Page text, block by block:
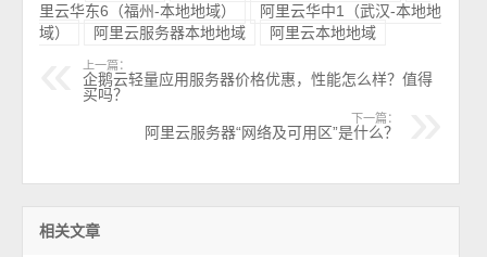
里云华东6（福州-本地地域）
阿里云华中1（武汉-本地地
域）
阿里云服务器本地地域 阿里云本地地域
上一篇：
企鹅云轻量应用服务器价格优惠，性能怎么样？值得
买吗？
下一篇：
阿里云服务器“网络及可用区”是什么？
相关文章